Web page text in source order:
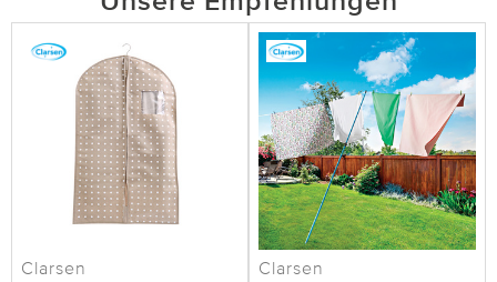
Clarsen Clarsen